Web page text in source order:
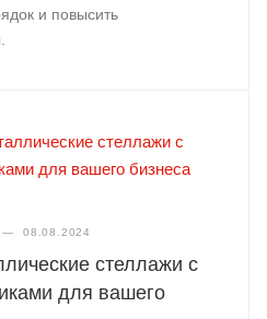
и повысить
— 08.08.2024
стеллажи с
для вашего